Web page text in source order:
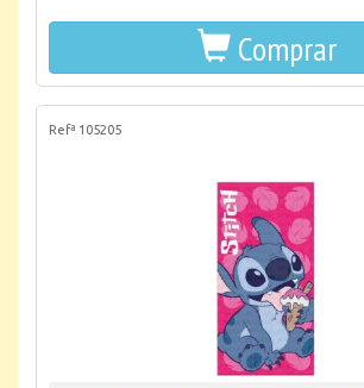
Comprar
Refª 105205